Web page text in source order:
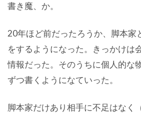
書き魔、か。
20年ほど前だったろうか、脚本家
をするようになった。きっかけは
情報だった。そのうちに個人的な
ずつ書くようになていった。
脚本家だけあり相手に不足はなく